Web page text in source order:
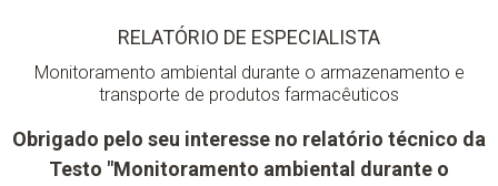
RELATÓRIO DE ESPECIALISTA
Monitoramento ambiental durante o armazenamento e
transporte de produtos farmacêuticos
Obrigado pelo seu interesse no relatório técnico da
Testo "Monitoramento ambiental durante o